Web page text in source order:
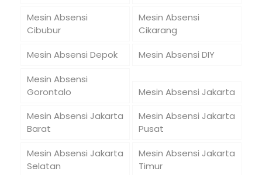
Mesin Absensi
Cibubur
Mesin Absensi
Cikarang
Mesin Absensi Depok
Mesin Absensi DIY
Mesin Absensi
Gorontalo
Mesin Absensi Jakarta
Mesin Absensi Jakarta
Barat
Mesin Absensi Jakarta
Pusat
Mesin Absensi Jakarta
Selatan
Mesin Absensi Jakarta
Timur